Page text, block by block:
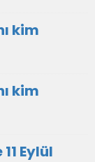
kim
kim
Eylül